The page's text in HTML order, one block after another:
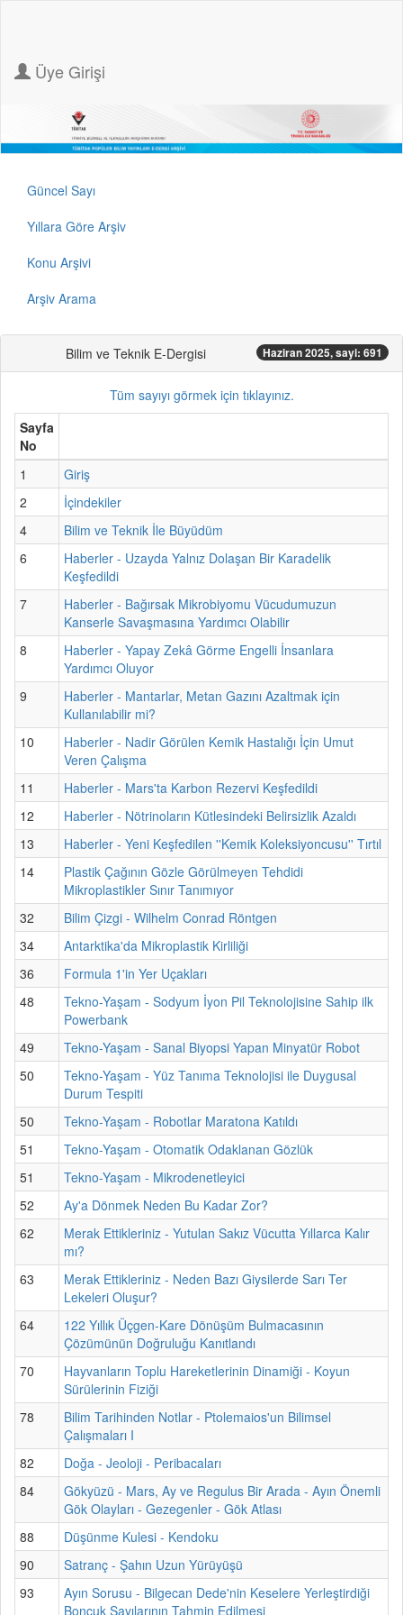
Üye Girişi
Güncel Sayı
Yıllara Göre Arşiv
Konu Arşivi
Arşiv Arama
Bilim ve Teknik E-Dergisi Haziran 2025, sayi: 691
Tüm sayıyı görmek için tıklayınız.
Sayfa
No
1
Giriş
2
İçindekiler
4
Bilim ve Teknik İle Büyüdüm
6
Haberler - Uzayda Yalnız Dolaşan Bir Karadelik
Keşfedildi
7
Haberler - Bağırsak Mikrobiyomu Vücudumuzun
Kanserle Savaşmasına Yardımcı Olabilir
8
Haberler - Yapay Zekâ Görme Engelli İnsanlara
Yardımcı Oluyor
9
Haberler - Mantarlar, Metan Gazını Azaltmak için
Kullanılabilir mi?
10
Haberler - Nadir Görülen Kemik Hastalığı İçin Umut
Veren Çalışma
11
Haberler - Mars'ta Karbon Rezervi Keşfedildi
12
Haberler - Nötrinoların Kütlesindeki Belirsizlik Azaldı
13
Haberler - Yeni Keşfedilen ''Kemik Koleksiyoncusu'' Tırtıl
14
Plastik Çağının Gözle Görülmeyen Tehdidi
Mikroplastikler Sınır Tanımıyor
32
Bilim Çizgi - Wilhelm Conrad Röntgen
34
Antarktika'da Mikroplastik Kirliliği
36
Formula 1'in Yer Uçakları
48
Tekno-Yaşam - Sodyum İyon Pil Teknolojisine Sahip ilk
Powerbank
49
Tekno-Yaşam - Sanal Biyopsi Yapan Minyatür Robot
50
Tekno-Yaşam - Yüz Tanıma Teknolojisi ile Duygusal
Durum Tespiti
50
Tekno-Yaşam - Robotlar Maratona Katıldı
51
Tekno-Yaşam - Otomatik Odaklanan Gözlük
51
Tekno-Yaşam - Mikrodenetleyici
52
Ay'a Dönmek Neden Bu Kadar Zor?
62
Merak Ettikleriniz - Yutulan Sakız Vücutta Yıllarca Kalır
mı?
63
Merak Ettikleriniz - Neden Bazı Giysilerde Sarı Ter
Lekeleri Oluşur?
64
122 Yıllık Üçgen-Kare Dönüşüm Bulmacasının
Çözümünün Doğruluğu Kanıtlandı
70
Hayvanların Toplu Hareketlerinin Dinamiği - Koyun
Sürülerinin Fiziği
78
Bilim Tarihinden Notlar - Ptolemaios'un Bilimsel
Çalışmaları I
82
Doğa - Jeoloji - Peribacaları
84
Gökyüzü - Mars, Ay ve Regulus Bir Arada - Ayın Önemli
Gök Olayları - Gezegenler - Gök Atlası
88
Düşünme Kulesi - Kendoku
90
Satranç - Şahın Uzun Yürüyüşü
93
Ayın Sorusu - Bilgecan Dede'nin Keselere Yerleştirdiği
Boncuk Sayılarının Tahmin Edilmesi